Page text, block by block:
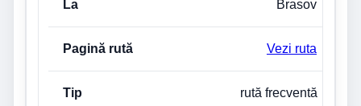
Brasov
Vezi ruta
rută frecventă